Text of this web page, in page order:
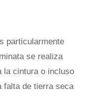
particularmente
se realiza
la cintura o incluso
falta de tierra seca